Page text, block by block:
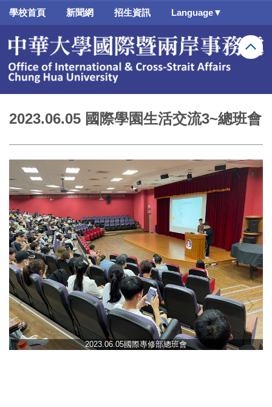
跳
要
容
學校首頁 新聞網 招生資訊 Language▼
2023.06.05 國際學園生活交流3~總班會
2023.06.05國際專修部總班會